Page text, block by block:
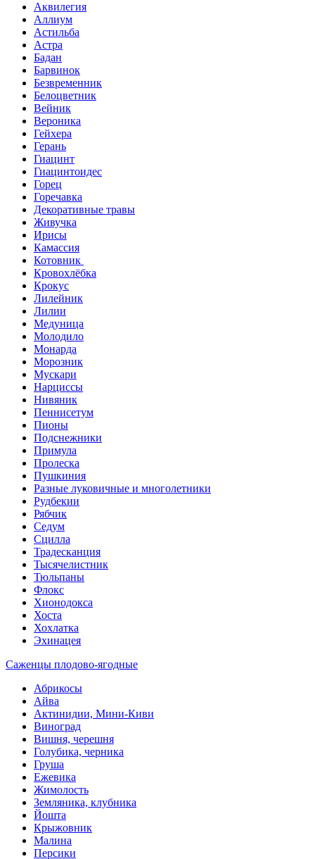
Аквилегия
Аллиум
Астильба
Астра
Бадан
Барвинок
Безвременник
Белоцветник
Вейник
Вероника
Гейхера
Герань
Гиацинт
Гиацинтоидес
Горец
Горечавка
Декоративные травы
Живучка
Ирисы
Камассия
Котовник
Кровохлёбка
Крокус
Лилейник
Лилии
Медуница
Молодило
Монарда
Морозник
Мускари
Нарциссы
Нивяник
Пеннисетум
Пионы
Подснежники
Примула
Пролеска
Пушкиния
Разные луковичные и многолетники
Рудбекии
Рябчик
Седум
Сцилла
Традесканция
Тысячелистник
Тюльпаны
Флокс
Хионодокса
Хоста
Хохлатка
Эхинацея
Саженцы плодово-ягодные
Абрикосы
Айва
Актинидии, Мини-Киви
Виноград
Вишня, черешня
Голубика, черника
Груша
Ежевика
Жимолость
Земляника, клубника
Йошта
Крыжовник
Малина
Персики